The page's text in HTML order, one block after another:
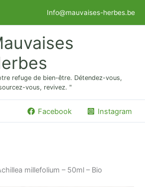
Info@mauvaises-herbes.be
refuge de bien-être. Détendez-vous,
vous, revivez. "
Facebook Instagram
millefolium – 50ml – Bio